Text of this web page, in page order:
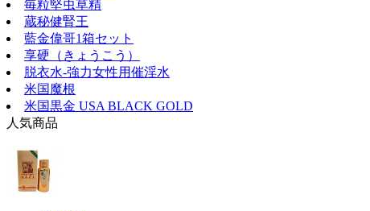
毎粒堅虫草精
蔵秘健腎王
藍金偉哥1箱セット
享硬（きょうこう）
脱衣水-強力女性用催淫水
米国魔根
米国黒金 USA BLACK GOLD
人気商品